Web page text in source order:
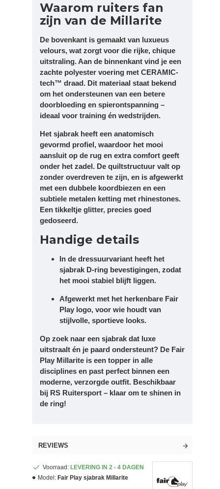
Waarom ruiters fan
zijn van de Millarite
De bovenkant is gemaakt van luxueus
velours, wat zorgt voor die rijke, chique
uitstraling. Aan de binnenkant vind je een
zachte polyester voering met CERAMIC-
tech™ draad. Dit materiaal staat bekend
om het ondersteunen van een betere
doorbloeding en spierontspanning –
ideaal voor training én wedstrijden.
Het sjabrak heeft een anatomisch
gevormd profiel, waardoor het mooi
aansluit op de rug en extra comfort geeft
onder het zadel. De quiltstructuur valt op
zonder overdreven te zijn, en is afgewerkt
met een dubbele koordbiezen en een
subtiele metalen ketting met rhinestones.
Een tikkeltje glitter, precies goed
gedoseerd.
Handige details
In de dressuurvariant heeft het
sjabrak D-ring bevestigingen, zodat
het mooi stabiel blijft liggen.
Afgewerkt met het herkenbare Fair
Play logo, voor wie houdt van
stijlvolle, sportieve looks.
Op zoek naar een sjabrak dat luxe
uitstraalt én je paard ondersteunt? De Fair
Play Millarite is een topper in alle
disciplines en past perfect binnen een
moderne, verzorgde outfit. Beschikbaar
bij RS Ruitersport – klaar om te shinen in
de ring!
REVIEWS
Voorraad: LEVERING IN 2 - 4 DAGEN
Model: Fair Play sjabrak Millarite